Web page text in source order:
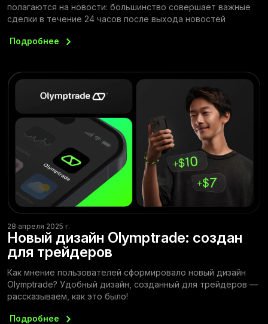
полагаются на новости: большинство совершает важные
сделки в течение 24 часов после выхода новостей
Подробнее
28 апреля 2025 г.
Новый дизайн Olymptrade: создан
для трейдеров
Как мнение пользователей сформировало новый дизайн
Olymptrade? Удобный дизайн, созданный для трейдеров —
рассказываем, как это было!
Подробнее